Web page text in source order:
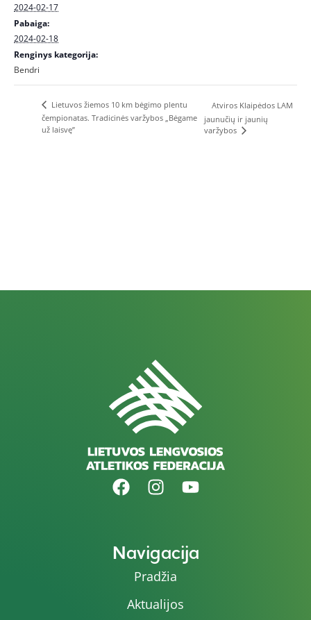
2024-02-17
Pabaiga:
2024-02-18
Renginys kategorija:
Bendri
Lietuvos žiemos 10 km bėgimo plentu
čempionatas. Tradicinės varžybos „Bėgame
už laisvę”
Atviros Klaipėdos LAM
jaunučių ir jaunių
varžybos
Navigacija
Pradžia
Aktualijos